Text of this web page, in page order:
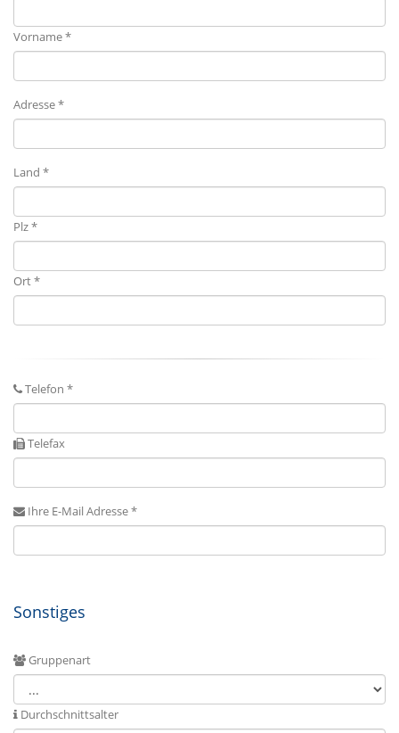
Vorname *
Adresse *
Land *
Plz *
Ort *
Telefon *
Telefax
Ihre E-Mail Adresse *
Sonstiges
Gruppenart
Durchschnittsalter